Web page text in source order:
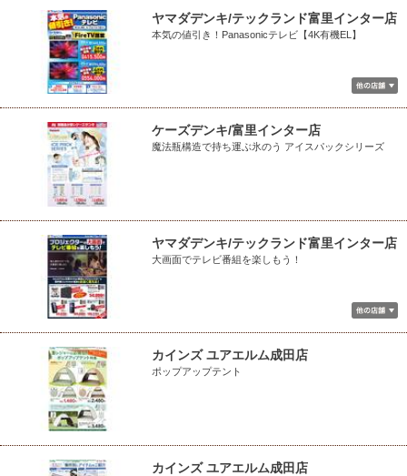
ヤマダデンキ/テックランド富里インター店
本気の値引き！Panasonicテレビ【4K有機EL】
ケーズデンキ/富里インター店
魔法瓶構造で持ち運ぶ氷のう アイスパックシリーズ
ヤマダデンキ/テックランド富里インター店
大画面でテレビ番組を楽しもう！
カインズ ユアエルム成田店
ポップアップテント
カインズ ユアエルム成田店